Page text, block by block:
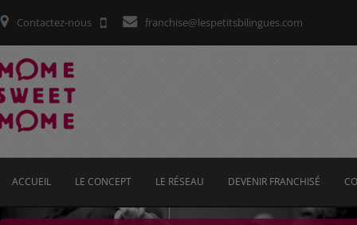
Contactez-nous franchise@lespetitsbilingues.com
ACCUEIL LE CONCEPT LE RÉSEAU DEVENIR FRANCHISÉ